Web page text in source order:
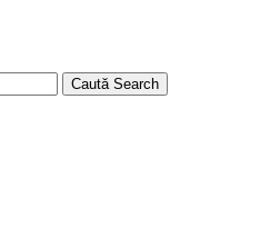
Caută Search